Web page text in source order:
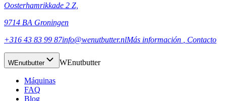
Oosterhamrikkade 2 Z,
9714 BA Groningen
+316 43 83 99 87info@wenutbutter.nlMás información , Contacto
WEnutbutter WEnutbutter
Máquinas
FAQ
Blog